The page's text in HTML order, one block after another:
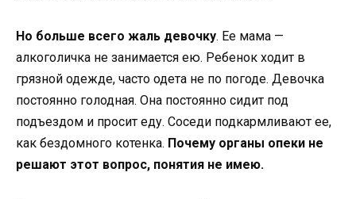
Но больше всего жаль девочку. Ее мама —
алкоголичка не занимается ею. Ребенок ходит в
грязной одежде, часто одета не по погоде. Девочка
постоянно голодная. Она постоянно сидит под
подъездом и просит еду. Соседи подкармливают ее,
как бездомного котенка. Почему органы опеки не
решают этот вопрос, понятия не имею.